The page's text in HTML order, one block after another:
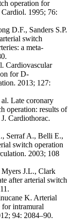
operation for
1995; 76:
D.F., Sanders S.P.
switch
a meta-
Cardiovascular
for D-
2013; 127:
Late coronary
operation: results of
Cardiothorac.
Serraf A., Belli E.,
switch operation
2003; 108
J.L., Clark
after arterial switch
K. Arterial
for intramural
94: 2084–90.